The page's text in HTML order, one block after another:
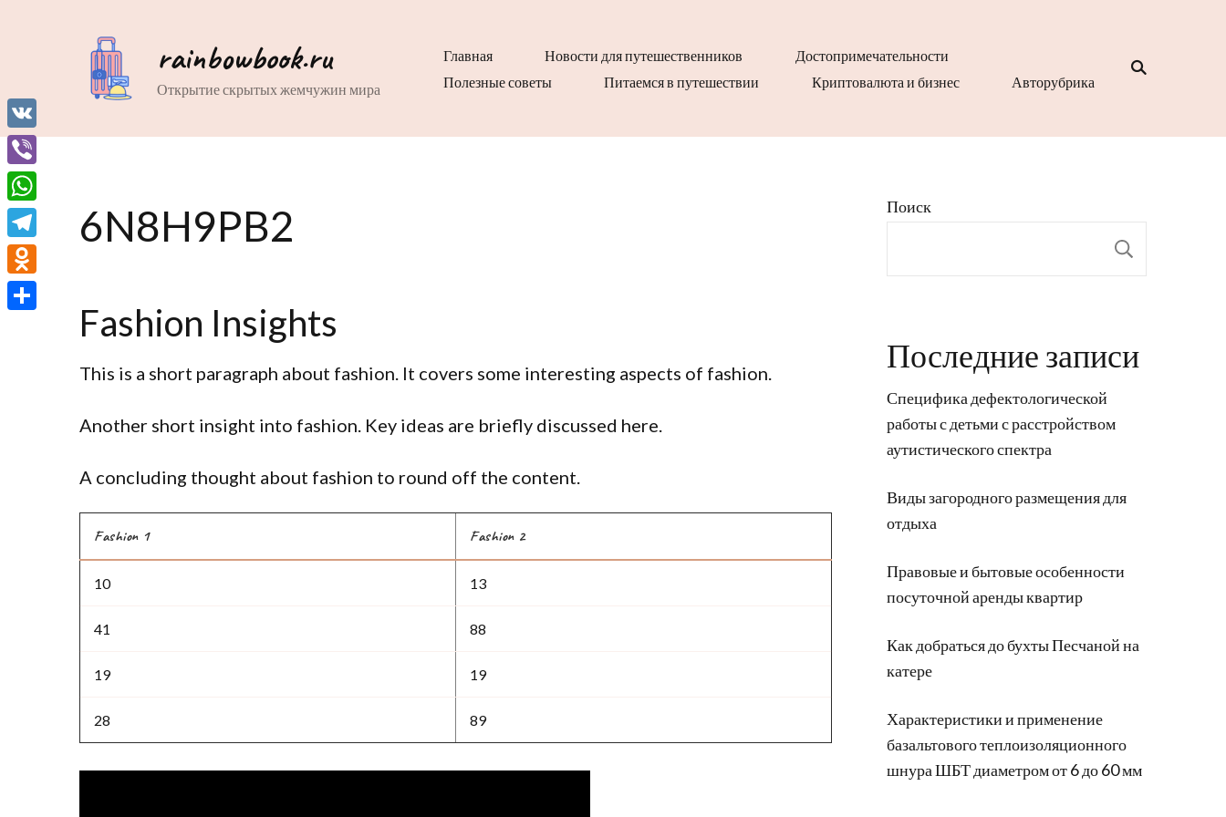
rainbowbook.ru
Открытие скрытых жемчужин мира
Главная Новости для путешественников
Достопримечательности
Полезные советы
Питаемся в путешествии Криптовалюта и бизнес Авторубрика
6N8H9PB2
Fashion Insights
This is a short paragraph about fashion. It covers some interesting aspects of fashion.
Another short insight into fashion. Key ideas are briefly discussed here.
A concluding thought about fashion to round off the content.
Fashion 1 Fashion 2
10 13
41 88
19 19
28 89
Поиск
Последние записи
Специфика дефектологической
работы с детьми с расстройством
аутистического спектра
Виды загородного размещения для
отдыха
Правовые и бытовые особенности
посуточной аренды квартир
Как добраться до бухты Песчаной на
катере
Характеристики и применение
базальтового теплоизоляционного
шнура ШБТ диаметром от 6 до 60 мм
VK
Viber
WhatsApp
Telegram
Odnoklassniki